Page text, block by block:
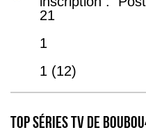
21
1
1 (12)
Top Séries TV de